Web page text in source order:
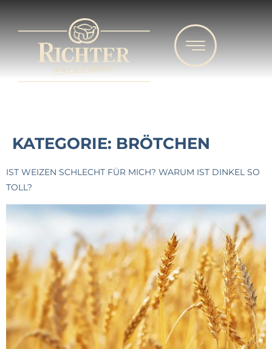
KATEGORIE: BRÖTCHEN
IST WEIZEN SCHLECHT FÜR MICH? WARUM IST DINKEL SO
TOLL?